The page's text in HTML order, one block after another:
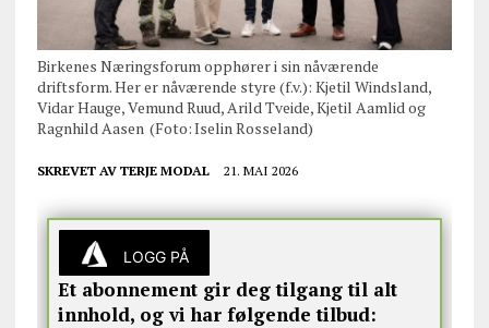
Birkenes Næringsforum opphører i sin nåværende
driftsform. Her er nåværende styre (f.v.): Kjetil Windsland,
Vidar Hauge, Vemund Ruud, Arild Tveide, Kjetil Aamlid og
Ragnhild Aasen (Foto: Iselin Rosseland)
SKREVET AV TERJE MODAL 21. MAI 2026
LOGG PÅ
Et abonnement gir deg tilgang til alt
innhold, og vi har følgende tilbud: